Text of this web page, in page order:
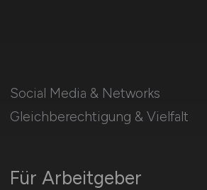
Social Media & Networks
Gleichberechtigung & Vielfalt
Für Arbeitgeber